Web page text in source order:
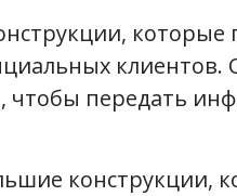
которые
чтобы передать
конструкции,